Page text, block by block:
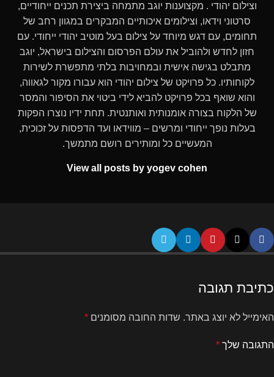
וצילום יהודי . מקצוענות יוגב מתמחה ביצירת תכנים ייחודיים,
סרטוני וידאו, וצילומים איכותיים המבקרים במגוון רחב של
תחומים, עם דגש מיוחד על צילום בעל מוטיב יהודי ייחודי. עם
חזון לחדש ולהוביל את עולם הפרסום והצילום בישראל, יוגב
מתבלט בגישה אישית ובמחויבות בלתי מתפשרת לשירות
לקוחותיו. כל פרויקט של צילום יהודי הוא עבורו מקור לגאווה,
והוא שואף בכל פרויקט להביא לידי ביטוי את הסיפור והמסר
של הלקוח בצורה אומנותית ואותנטית. תחת ידיו נוצרו הפקות
בעלות נופך ייחודי ומרשים – מווידאו ועד הדפסות על זכוכית,
המעשיים כל ומותירים רושם מתמשך.
View all posts by yogev cohen
כתיבת תגובה
האימייל לא יוצג באתר. שדות החובה מסומנים *
התגובה שלך *